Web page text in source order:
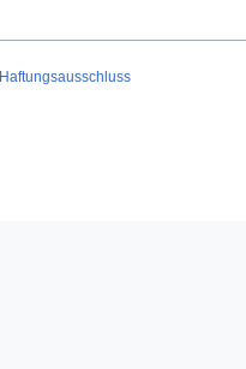
Haftungsausschluss